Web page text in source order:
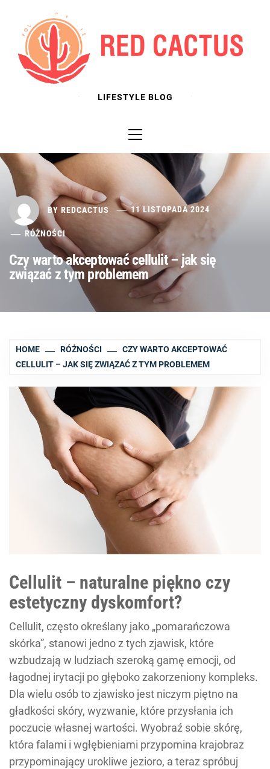
content
LIFESTYLE BLOG
Menu
BY REDCACTUS 11 LISTOPADA 2024
RÓŻNOŚCI
Czy warto akceptować cellulit – jak się
związać z tym problemem
HOME RÓŻNOŚCI
CZY WARTO AKCEPTOWAĆ
CELLULIT – JAK SIĘ ZWIĄZAĆ Z TYM PROBLEMEM
Cellulit – naturalne piękno czy
estetyczny dyskomfort?
Cellulit, często określany jako „pomarańczowa
skórka”, stanowi jedno z tych zjawisk, które
wzbudzają w ludziach szeroką gamę emocji, od
łagodnej irytacji po głęboko zakorzeniony kompleks.
Dla wielu osób to zjawisko jest niczym piętno na
gładkości skóry, wyzwanie, które przysłania ich
poczucie własnej wartości. Wyobraź sobie skórę,
która falami i wgłębieniami przypomina krajobraz
przypominający urokliwe jezioro, a teraz spróbuj